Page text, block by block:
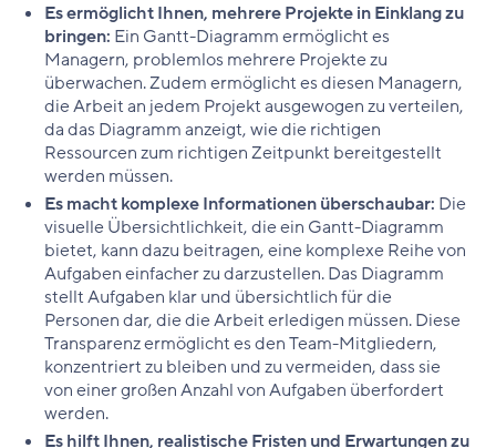
Es ermöglicht Ihnen, mehrere Projekte in Einklang zu
bringen: Ein Gantt-Diagramm ermöglicht es
Managern, problemlos mehrere Projekte zu
überwachen. Zudem ermöglicht es diesen Managern,
die Arbeit an jedem Projekt ausgewogen zu verteilen,
da das Diagramm anzeigt, wie die richtigen
Ressourcen zum richtigen Zeitpunkt bereitgestellt
werden müssen.
Es macht komplexe Informationen überschaubar: Die
visuelle Übersichtlichkeit, die ein Gantt-Diagramm
bietet, kann dazu beitragen, eine komplexe Reihe von
Aufgaben einfacher zu darzustellen. Das Diagramm
stellt Aufgaben klar und übersichtlich für die
Personen dar, die die Arbeit erledigen müssen. Diese
Transparenz ermöglicht es den Team-Mitgliedern,
konzentriert zu bleiben und zu vermeiden, dass sie
von einer großen Anzahl von Aufgaben überfordert
werden.
Es hilft Ihnen, realistische Fristen und Erwartungen zu